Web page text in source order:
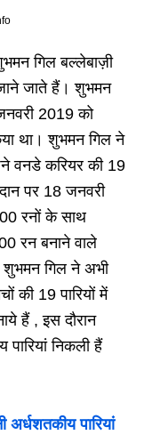
गिल बल्लेबाज़ी
जाते हैं। शुभमन
2019 को
था। शुभमन गिल ने
वनडे करियर की 19
पर 18 जनवरी
रनों के साथ
रन बनाने वाले
शुभमन गिल ने अभी
19 पारियों में
हैं , इस दौरान
निकली हैं
पारियां